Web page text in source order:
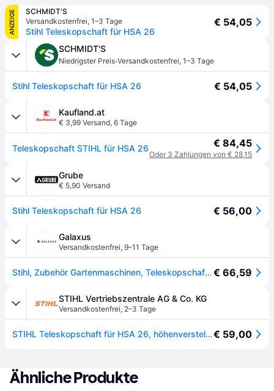
ANZEIGE
SCHMIDT'S
Versandkostenfrei, 1–3 Tage
Stihl Teleskopschaft für HSA 26
€ 54,05
SCHMIDT'S
Niedrigster Preis·Versandkostenfrei, 1–3 Tage
Stihl Teleskopschaft für HSA 26 € 54,05
Kaufland.at
€ 3,99 Versand, 6 Tage
Teleskopschaft STIHL für HSA 26 € 84,45
Oder 3 Zahlungen von € 28,15
Grube
€ 5,90 Versand
Stihl Teleskopschaft für HSA 26 € 56,00
Galaxus
Versandkostenfrei, 9–11 Tage
Stihl, Zubehör Gartenmaschinen, Teleskopschaft für HSA 26 (Heckenschere)€ 66,59
STIHL Vertriebszentrale AG & Co. KG
Versandkostenfrei, 2–3 Tage
STIHL Teleskopschaft für HSA 26, höhenverstellbar 95–110 cm, leichtgängige Rollen, Handgriff mit Akkuwechsel€ 59,00
Ähnliche Produkte